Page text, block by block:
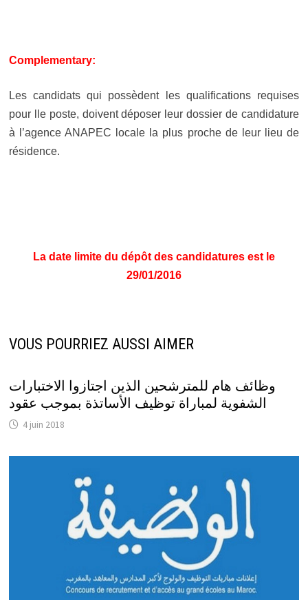
Complementary:
Les candidats qui possèdent les qualifications requises
pour lle poste, doivent déposer leur dossier de candidature
à l’agence ANAPEC locale la plus proche de leur lieu de
résidence.
La date limite du dépôt des candidatures est le
29/01/2016
VOUS POURRIEZ AUSSI AIMER
وظائف هام للمترشحين الذين اجتازوا الاختبارات
الشفوية لمباراة توظيف الأساتذة بموجب عقود
4 juin 2018